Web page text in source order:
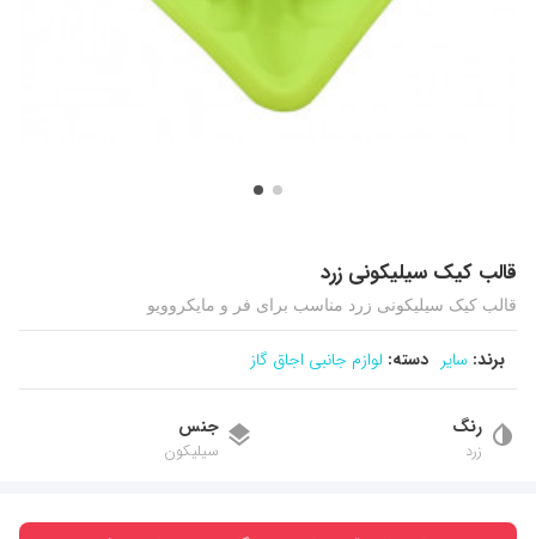
قالب کیک سیلیکونی زرد
قالب کیک سیلیکونی زرد مناسب برای فر و مایکروویو
برند: سایر دسته: لوازم جانبی اجاق گاز
رنگ
زرد
جنس
سیلیکون